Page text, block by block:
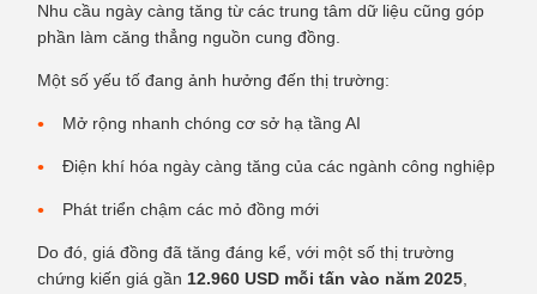
Nhu cầu ngày càng tăng từ các trung tâm dữ liệu cũng góp
phần làm căng thẳng nguồn cung đồng.
Một số yếu tố đang ảnh hưởng đến thị trường:
Mở rộng nhanh chóng cơ sở hạ tầng AI
Điện khí hóa ngày càng tăng của các ngành công nghiệp
Phát triển chậm các mỏ đồng mới
Do đó, giá đồng đã tăng đáng kể, với một số thị trường
chứng kiến giá gần 12.960 USD mỗi tấn vào năm 2025